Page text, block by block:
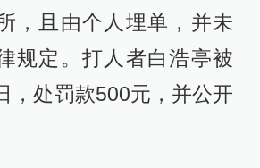
，且由个人埋单，并未
规定。打人者白浩亭被
，处罚款500元，并公开